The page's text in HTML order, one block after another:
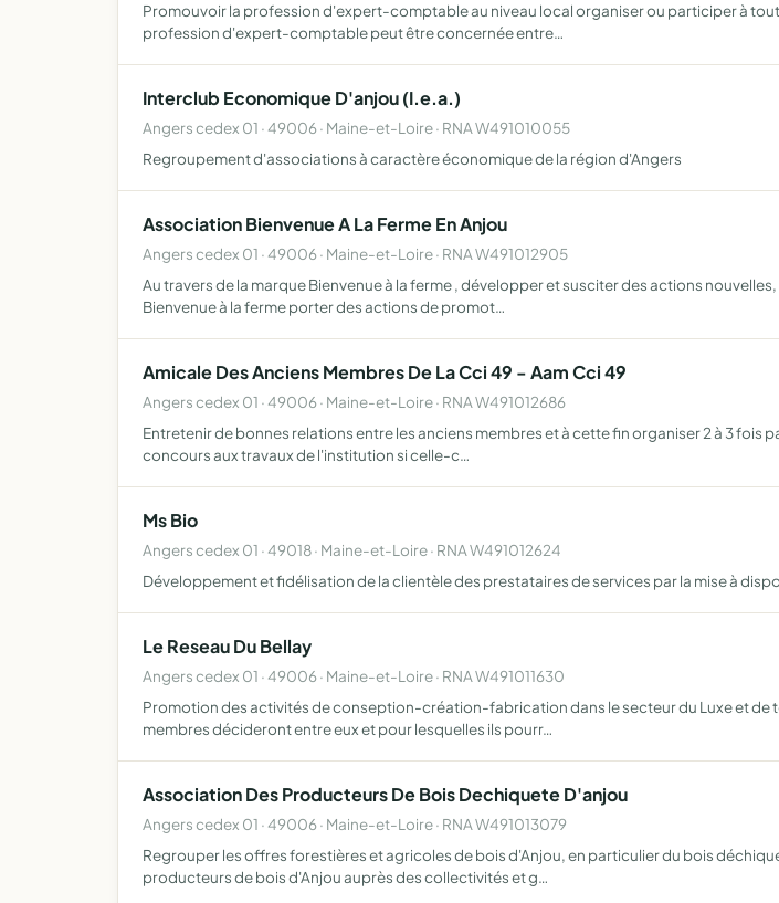
Promouvoir la profession d'expert-comptable au niveau local organiser ou participer à
profession d'expert-comptable peut être concernée entre…
Interclub Economique D'anjou (I.e.a.)
Angers cedex 01 · 49006 · Maine-et-Loire · RNA W491010055
Regroupement d'associations à caractère économique de la région d'Angers
Association Bienvenue A La Ferme En Anjou
Angers cedex 01 · 49006 · Maine-et-Loire · RNA W491012905
Au travers de la marque Bienvenue à la ferme , développer et susciter des actions
Bienvenue à la ferme porter des actions de promot…
Amicale Des Anciens Membres De La Cci 49 - Aam Cci 49
Angers cedex 01 · 49006 · Maine-et-Loire · RNA W491012686
Entretenir de bonnes relations entre les anciens membres et à cette fin organiser 2 à 3
concours aux travaux de l'institution si celle-c…
Ms Bio
Angers cedex 01 · 49018 · Maine-et-Loire · RNA W491012624
Développement et fidélisation de la clientèle des prestataires de services par la mise à
Le Reseau Du Bellay
Angers cedex 01 · 49006 · Maine-et-Loire · RNA W491011630
Promotion des activités de conseption-création-fabrication dans le secteur du Luxe et
membres décideront entre eux et pour lesquelles ils pourr…
Association Des Producteurs De Bois Dechiquete D'anjou
Angers cedex 01 · 49006 · Maine-et-Loire · RNA W491013079
Regrouper les offres forestières et agricoles de bois d'Anjou, en particulier du bois
producteurs de bois d'Anjou auprès des collectivités et g…